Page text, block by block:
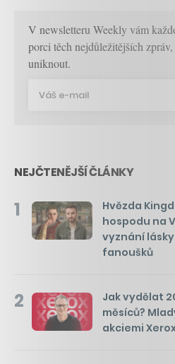
V newsletteru Weekly vám
porci těch nejdůležitějších
uniknout.
NEJČTENĚJŠÍ ČLÁNKY
1
Hvězda
hospodu na
vyznání
fanoušků
2
Jak vydělat
měsíců?
akciemi